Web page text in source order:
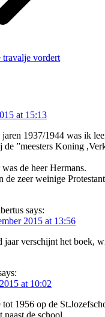
travalje vordert
at 15:13
jaren 1937/1944 was ik
”meesters Koning
de heer Hermans.
de zeer weinige
says:
2015 at 13:56
jaar verschijnt het boek,
at 10:02
1956 op de